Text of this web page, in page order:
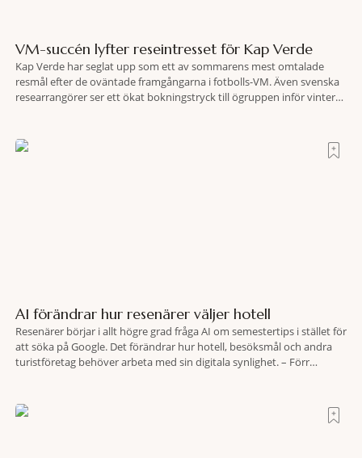
VM-succén lyfter reseintresset för Kap Verde
Kap Verde har seglat upp som ett av sommarens mest omtalade
resmål efter de oväntade framgångarna i fotbolls-VM. Även svenska
researrangörer ser ett ökat bokningstryck till ögruppen inför vintern.
motsvarande vecka i
AI förändrar hur resenärer väljer hotell
Resenärer börjar i allt högre grad fråga AI om semestertips i stället för
att söka på Google. Det förändrar hur hotell, besöksmål och andra
turistföretag behöver arbeta med sin digitala synlighet. – Förr